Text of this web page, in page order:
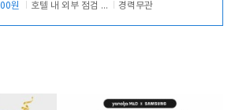
원 호텔 내 외부 점검 및 프런트 운영 경력무관